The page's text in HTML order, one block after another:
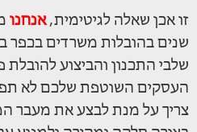
זו אכן שאלה לגיטימית,אנחנו
שנים בהובלות משרדים בכפר
שלבי התכנון והביצוע להובלת
העסקים השוטפת שלכם לא
צריך על מנת לבצע את מעבר